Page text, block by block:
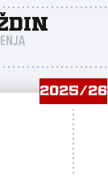
2025/26